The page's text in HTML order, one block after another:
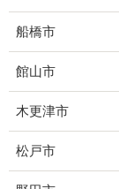
船橋市
館山市
木更津市
松戸市